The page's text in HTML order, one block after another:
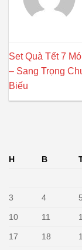
Set Quà Tết 7
– Sang Trọng
Biếu
H B
3 4 5
10 11
17 18